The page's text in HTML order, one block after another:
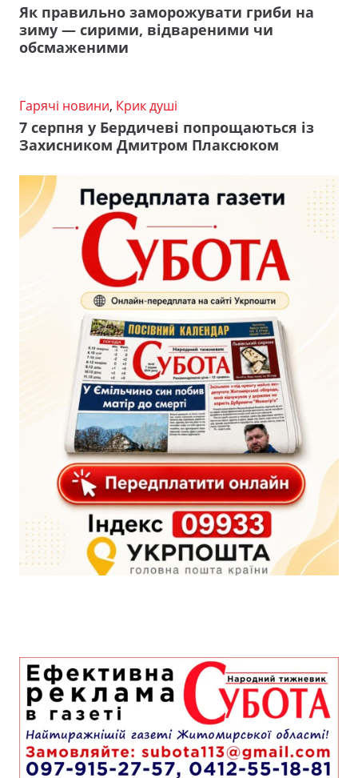
Як правильно заморожувати гриби на
зиму — сирими, відвареними чи
обсмаженими
Гарячі новини, Крик душі
7 серпня у Бердичеві попрощаються із
Захисником Дмитром Плаксюком